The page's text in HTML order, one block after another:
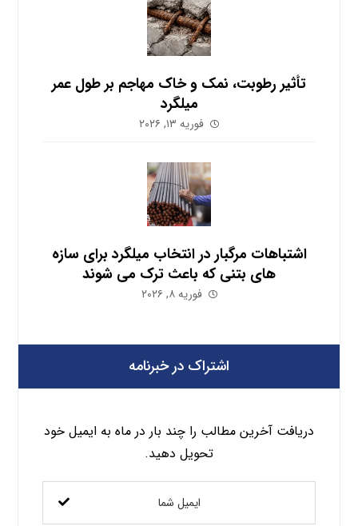
تأثیر رطوبت، نمک و خاک مهاجم بر طول عمر
میلگرد
فوریه ۱۳, ۲۰۲۶
اشتباهات مرگبار در انتخاب میلگرد برای سازه
های بتنی که باعث ترک می شوند
فوریه ۸, ۲۰۲۶
اشتراک در خبرنامه
دریافت آخرین مطالب را چند بار در ماه به ایمیل خود
تحویل دهید.